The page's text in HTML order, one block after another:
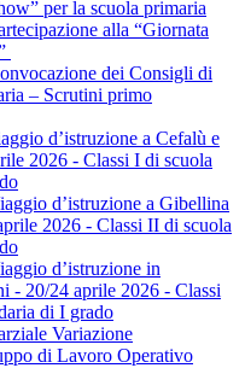
per la scuola primaria
alla “Giornata
dei Consigli di
– Scrutini primo
d’istruzione a Cefalù e
2026 - Classi I di scuola
d’istruzione a Gibellina
2026 - Classi II di scuola
d’istruzione in
- 20/24 aprile 2026 - Classi
di I grado
Variazione
di Lavoro Operativo